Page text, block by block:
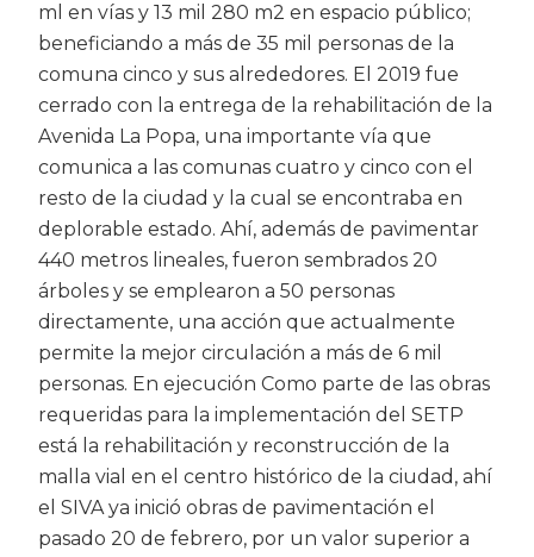
ml en vías y 13 mil 280 m2 en espacio público;
beneficiando a más de 35 mil personas de la
comuna cinco y sus alrededores. El 2019 fue
cerrado con la entrega de la rehabilitación de la
Avenida La Popa, una importante vía que
comunica a las comunas cuatro y cinco con el
resto de la ciudad y la cual se encontraba en
deplorable estado. Ahí, además de pavimentar
440 metros lineales, fueron sembrados 20
árboles y se emplearon a 50 personas
directamente, una acción que actualmente
permite la mejor circulación a más de 6 mil
personas. En ejecución Como parte de las obras
requeridas para la implementación del SETP
está la rehabilitación y reconstrucción de la
malla vial en el centro histórico de la ciudad, ahí
el SIVA ya inició obras de pavimentación el
pasado 20 de febrero, por un valor superior a